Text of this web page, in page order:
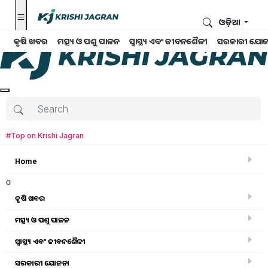
କୃଷି ଖବର ମତ୍ସ୍ୟ ଓ ପଶୁ ପାଳନ ସ୍ୱାସ୍ଥ୍ୟ ଏବଂ ଜୀବନଶୈଳୀ ସରକାରୀ
ଓଡ଼ିଆ
#Top on Krishi Jagran
Home
o
କୃଷି ଖବର
ମତ୍ସ୍ୟ ଓ ପଶୁ ପାଳନ
ସ୍ୱାସ୍ଥ୍ୟ ଏବଂ ଜୀବନଶୈଳୀ
ସରକାରୀ ଯୋଜନା
କୃଷି ବିଶ୍ବକୋଷ